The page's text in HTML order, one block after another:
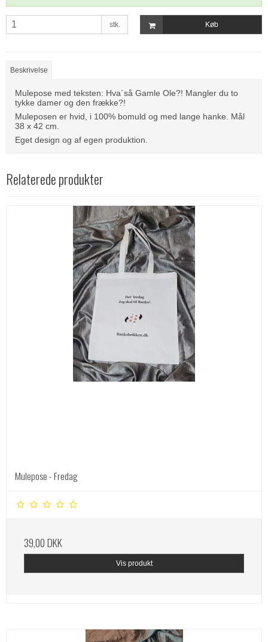
stk. Køb
Beskrivelse
Mulepose med teksten: Hva´så Gamle Ole?! Mangler du to
tykke damer og den frække?!
Muleposen er hvid, i 100% bomuld og med lange hanke. Mål
38 x 42 cm.
Eget design og af egen produktion.
Relaterede produkter
Mulepose - Fredag
39,00 DKK
Vis produkt